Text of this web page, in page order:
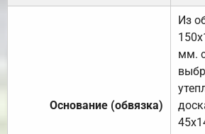
Основание (обвязка)
Из
мм.